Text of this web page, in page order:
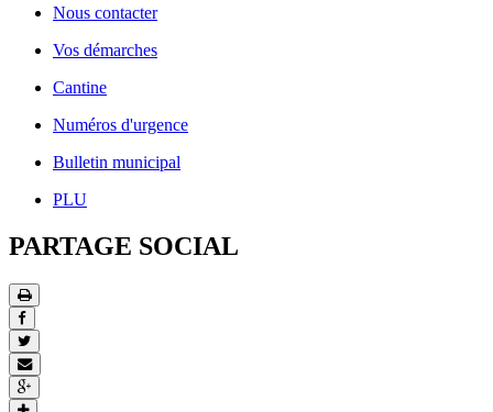
Nous contacter
Vos démarches
Cantine
Numéros d'urgence
Bulletin municipal
PLU
PARTAGE SOCIAL